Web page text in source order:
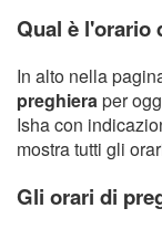
Qual è l'orario
In alto nella
preghieraper
Isha con
mostra tutti gli
Gli orari di